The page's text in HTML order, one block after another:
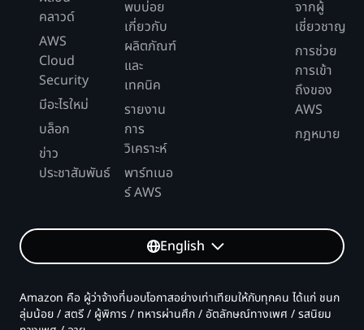
คลาวด์
AWS
Cloud
Security
มีอะไรใหม่
บล็อก
ข่าว
ประชาสัมพันธ์
พบบ่อย
เกี่ยวกับ
ผลิตภัณฑ์
และ
เทคนิค
รายงาน
การ
วิเคราะห์
พาร์ทเนอ
ร์ AWS
จากผู้
เชี่ยวชาญ
การช่วย
การเข้า
ถึงของ
AWS
กฎหมาย
English
Amazon คือ ผู้ว่าจ้างที่มอบโอกาสอย่างเท่าเทียมให้กับทุกคน ได้แก่ ชนก
ลุ่มน้อย / สตรี / ผู้พิการ / ทหารผ่านศึก / อัตลักษณ์ทางเพศ / รสนิยม